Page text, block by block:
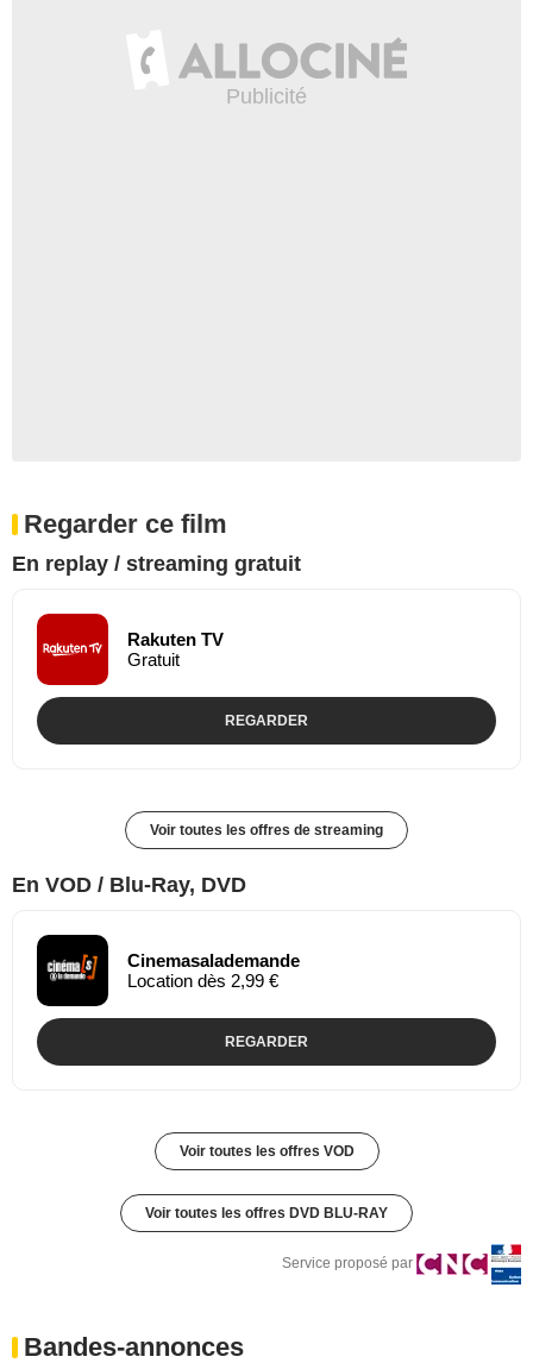
Regarder ce film
En replay / streaming gratuit
Rakuten TV
Gratuit
REGARDER
Voir toutes les offres de streaming
En VOD / Blu-Ray, DVD
Cinemasalademande
Location dès 2,99 €
REGARDER
Voir toutes les offres VOD
Voir toutes les offres DVD BLU-RAY
Service proposé par
Bandes-annonces